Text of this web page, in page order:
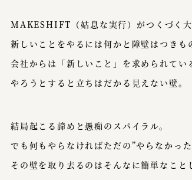
MAKESHIFT（姑息な実行）がつくづく大
新しいことをやるには何かと障壁はつきも
会社からは「新しいこと」を求められてい
やろうとすると立ちはだかる見えない壁。
結局起こる諦めと愚痴のスパイラル。
でも何もやらなければただの”やらなかった
その壁を取り去るのはそんなに簡単なこと